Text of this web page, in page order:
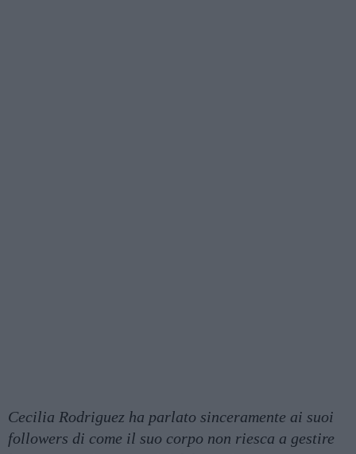
Cecilia Rodriguez ha parlato sinceramente ai suoi
followers di come il suo corpo non riesca a gestire